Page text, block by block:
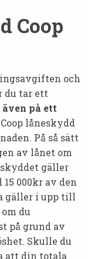
Coop
och
du tar ett
även på ett
låneskydd
På så sätt
av lånet om
gäller
000kr av den
gäller i upp till
du
på grund av
Skulle du
att din totala